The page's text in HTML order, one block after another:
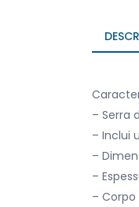
– Serra
– Inclui
–
–
–